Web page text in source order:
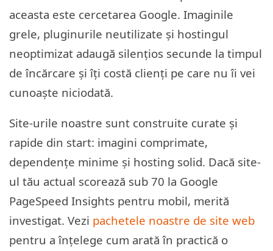
aceasta este cercetarea Google. Imaginile
grele, pluginurile neutilizate și hostingul
neoptimizat adaugă silențios secunde la timpul
de încărcare și îți costă clienți pe care nu îi vei
cunoaște niciodată.
Site-urile noastre sunt construite curate și
rapide din start: imagini comprimate,
dependențe minime și hosting solid. Dacă site-
ul tău actual scorează sub 70 la Google
PageSpeed Insights pentru mobil, merită
investigat. Vezi pachetele noastre de site web
pentru a înțelege cum arată în practică o